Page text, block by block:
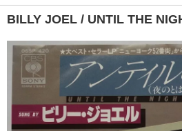
BILLY JOEL / UNTIL THE